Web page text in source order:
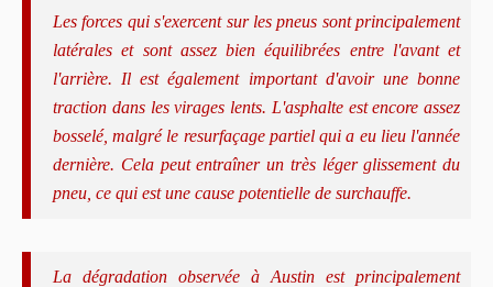
Les forces qui s'exercent sur les pneus sont principalement
latérales et sont assez bien équilibrées entre l'avant et
l'arrière. Il est également important d'avoir une bonne
traction dans les virages lents. L'asphalte est encore assez
bosselé, malgré le resurfaçage partiel qui a eu lieu l'année
dernière. Cela peut entraîner un très léger glissement du
pneu, ce qui est une cause potentielle de surchauffe.
La dégradation observée à Austin est principalement